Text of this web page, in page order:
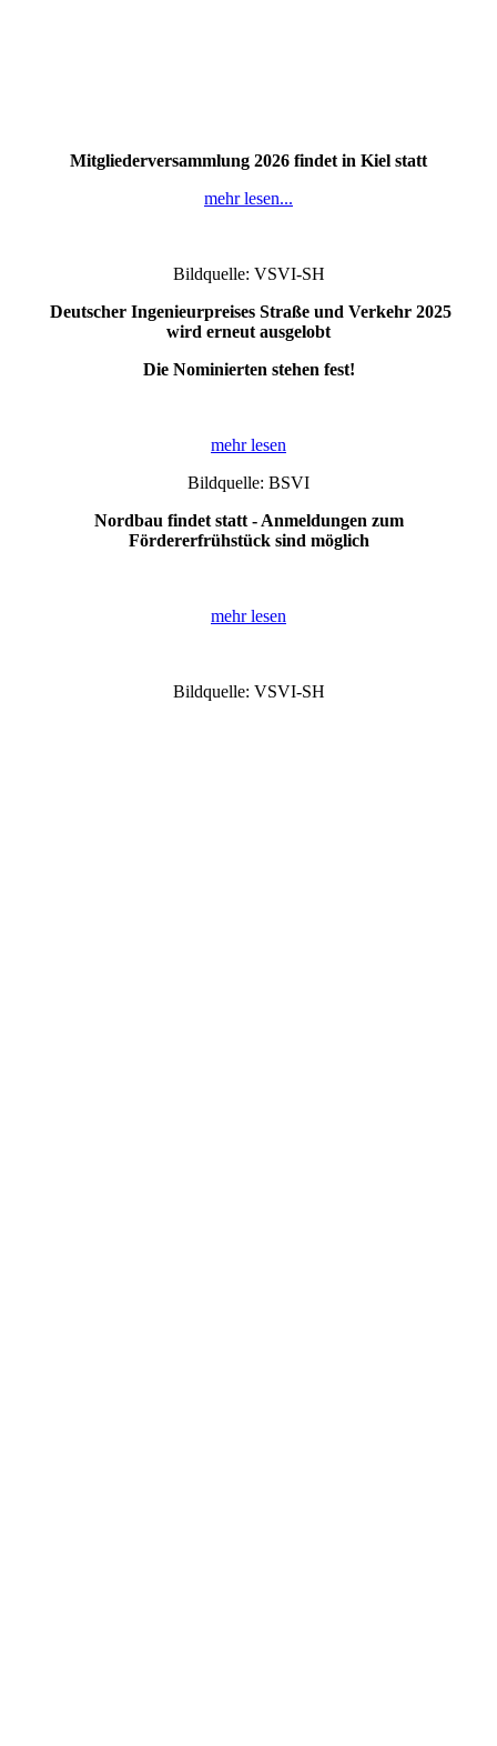
Mitgliederversammlung 2026 findet in Kiel statt
mehr lesen...
Bildquelle: VSVI-SH
Deutscher Ingenieurpreises Straße und Verkehr 2025
wird erneut ausgelobt
Die Nominierten stehen fest!
mehr lesen
Bildquelle: BSVI
Nordbau findet statt - Anmeldungen zum
Fördererfrühstück sind möglich
mehr lesen
Bildquelle: VSVI-SH